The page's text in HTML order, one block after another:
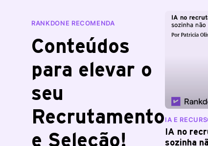
RANKDONE RECOMENDA
Conteúdos
para elevar o
seu
Recrutamento
e Seleção!
IA E
IA no
sozinha